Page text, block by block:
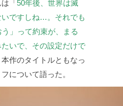
「 50年後、世界は滅
ですしね…。それでも
う」って約束が、まる
いで、その設定だけで
本作のタイトルともなっ
について語った。